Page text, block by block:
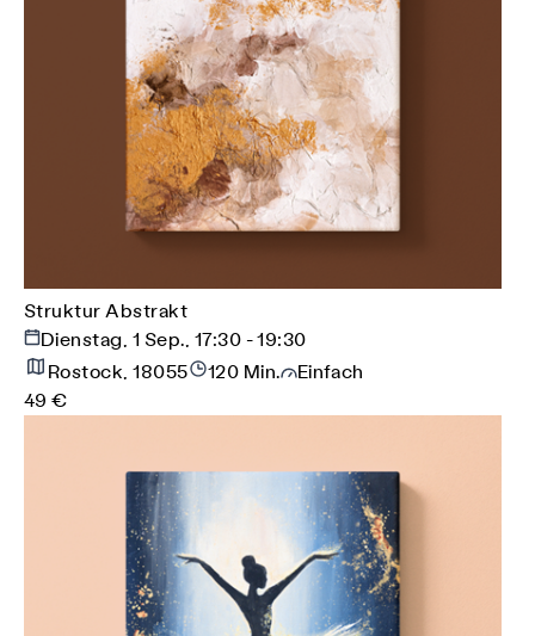
Struktur Abstrakt
Dienstag, 1 Sep., 17:30 - 19:30
Rostock, 18055
120 Min.
Einfach
49 €